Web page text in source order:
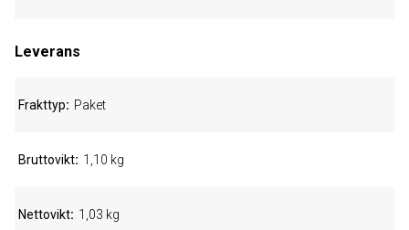
Leverans
Frakttyp Paket
Bruttovikt 1,10 kg
Nettovikt 1,03 kg